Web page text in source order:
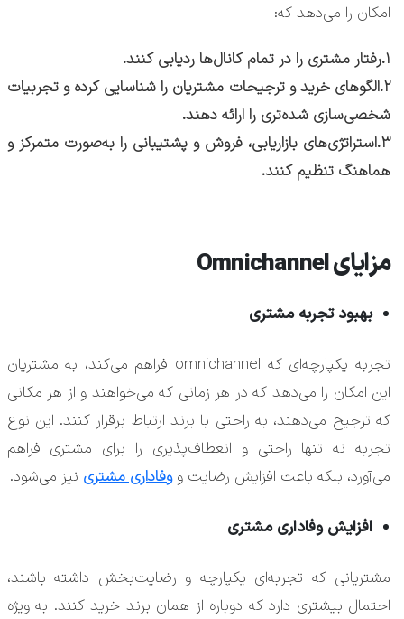
امکان را می‌دهد که:
۲.الگوهای خرید و ترجیحات مشتریان را شناسایی کرده و تجربیات
شخصی‌سازی شده‌تری را ارائه دهند.
۳.استراتژی‌های بازاریابی، فروش و پشتیبانی را به‌صورت متمرکز و
هماهنگ تنظیم کنند.
مزایای Omnichannel
بهبود تجربه مشتری
تجربه یکپارچه‌ای که omnichannel فراهم می‌کند، به مشتریان
این امکان را می‌دهد که در هر زمانی که می‌خواهند و از هر مکانی
که ترجیح می‌دهند، به راحتی با برند ارتباط برقرار کنند. این نوع
تجربه نه تنها راحتی و انعطاف‌پذیری را برای مشتری فراهم
می‌آورد، بلکه باعث افزایش رضایت ووفاداری مشترینیز می‌شود.
افزایش وفاداری مشتری
مشتریانی که تجربه‌ای یکپارچه و رضایت‌بخش داشته باشند،
احتمال بیشتری دارد که دوباره از همان برند خرید کنند. به ویژه